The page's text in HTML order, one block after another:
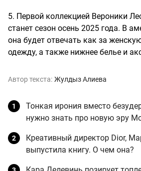
5. Первой коллекцией Вероники
станет сезон осень 2025 года. В
она будет отвечать как за
одежду, а также нижнее белье и
Автор текста: Жулдыз Алиева
Тонкая ирония вместо
нужно знать про новую эру
Креативный директор Dior,
выпустила книгу. О чем она?